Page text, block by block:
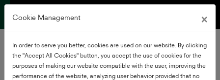
Cookie Management ×
In order to serve you better, cookies are used on our website. By clicking
the "Accept All Cookies" button, you accept the use of cookies for the
purposes of making our website compatible with the user, improving the
performance of the website, analyzing user behavior provided that no